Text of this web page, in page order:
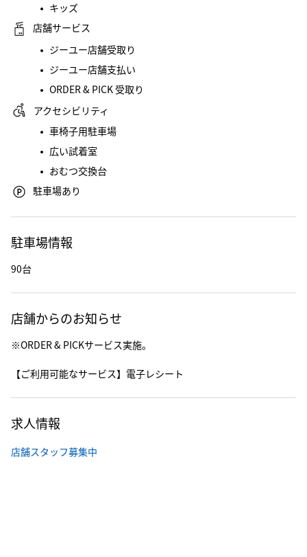
キッズ
店舗サービス
ジーユー店舗受取り
ジーユー店舗支払い
ORDER & PICK 受取り
アクセシビリティ
車椅子用駐車場
広い試着室
おむつ交換台
駐車場あり
駐車場情報
90台
店舗からのお知らせ
※ORDER & PICKサービス実施。
【ご利用可能なサービス】電子レシート
求人情報
店舗スタッフ募集中